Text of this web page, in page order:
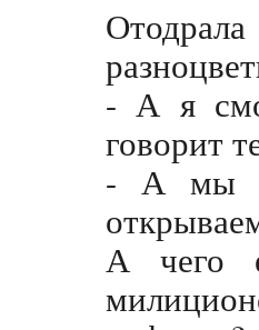
- А я
говорит
- А мы
А чего